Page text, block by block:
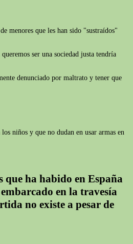
menores que les han sido "sustraídos"
ser una sociedad justa tendría
denunciado por maltrato y tener que
niños y que no dudan en usar armas en
ha habido en España
en la travesía
no existe a pesar de